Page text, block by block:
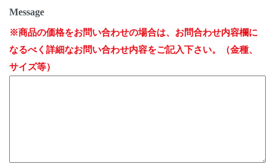
Message
※商品の価格をお問い合わせの場合は、お問合わせ内容欄に
なるべく詳細なお問い合わせ内容をご記入下さい。（金種、
サイズ等）